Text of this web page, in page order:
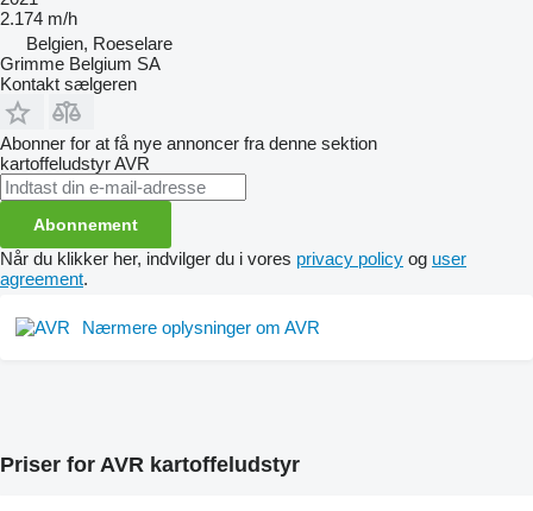
2.174 m/h
Belgien, Roeselare
Grimme Belgium SA
Kontakt sælgeren
Abonner for at få nye annoncer fra denne sektion
kartoffeludstyrAVR
Abonnement
Når du klikker her, indvilger du i vores privacy policy og user
agreement.
Nærmere oplysninger om AVR
Priser for AVR kartoffeludstyr